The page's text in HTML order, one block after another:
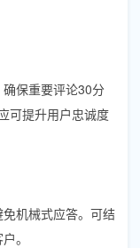
确保重要评论30分
可提升用户忠诚度
机械式应答。可结
。